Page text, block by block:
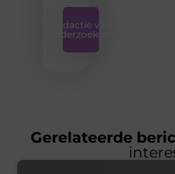
Redactie van
Onderzoeksite
Gerelateerde